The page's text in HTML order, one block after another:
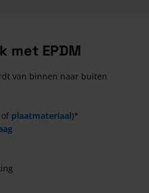
met EPDM
van binnen naar buiten
of plaatmateriaal)*